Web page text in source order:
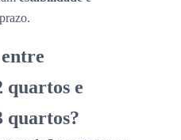
quartos e
quartos?